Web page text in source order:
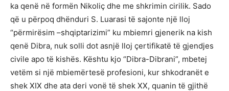
ka qenë në formën Nikoliç dhe me shkrimin cirilik. Sado
që u përpoq dhënduri S. Luarasi të sajonte një lloj
“përmirësim –shqiptarizimi” ku mbiemri gjenerik na kish
qenë Dibra, nuk solli dot asnjë lloj çertifikatë të gjendjes
civile apo të kishës. Kështu kjo “Dibra-Dibrani”, mbetej
vetëm si një mbiemërtesë profesioni, kur shkodranët e
shek XIX dhe ata deri vonë të shek XX, quanin të gjithë